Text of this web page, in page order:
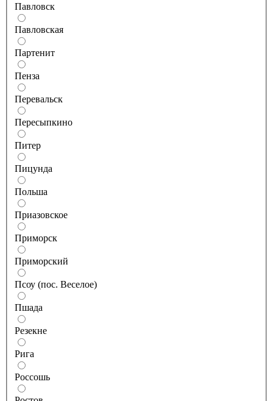
Павловск
Павловская
Партенит
Пенза
Перевальск
Пересыпкино
Питер
Пицунда
Польша
Приазовское
Приморск
Приморский
Псоу (пос. Веселое)
Пшада
Резекне
Рига
Россошь